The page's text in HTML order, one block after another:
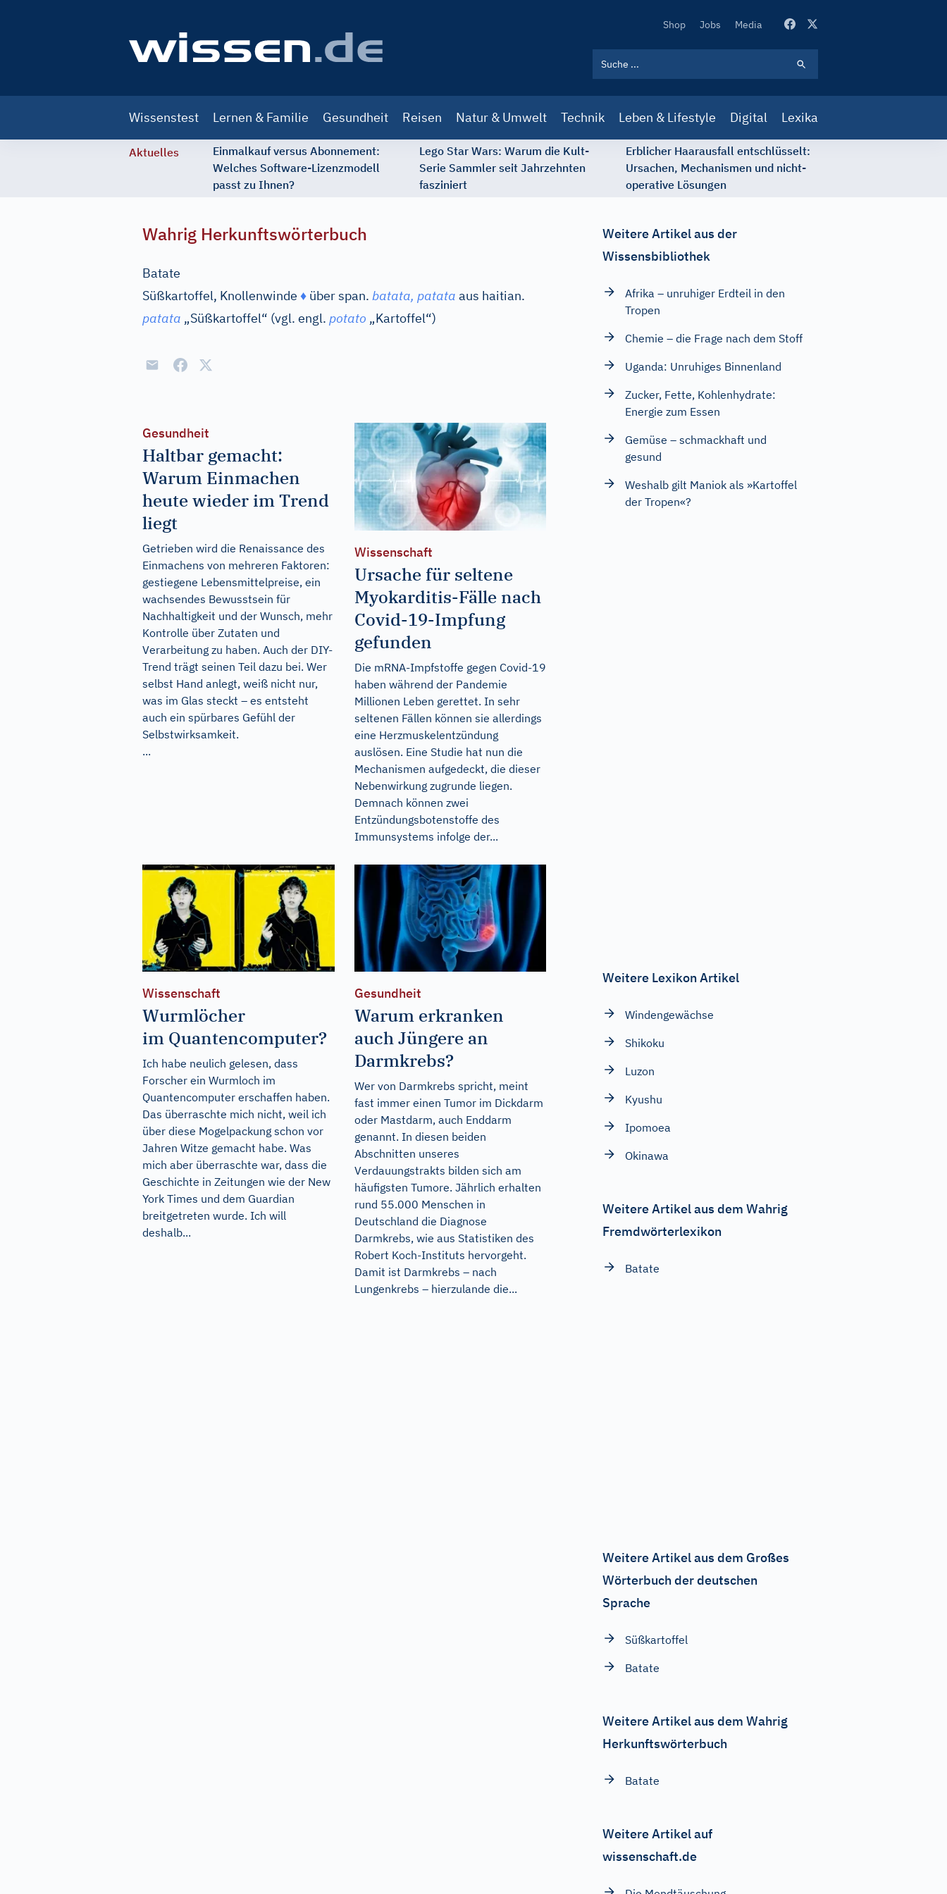
Secondary
Shop Jobs Media
navigation
Wissenstest Lernen & Familie Gesundheit Reisen Natur & Umwelt Technik Leben & Lifestyle Digital Lexika
Aktuelles
Einmalkauf versus Abonnement:
Welches Software-Lizenzmodell
passt zu Ihnen?
Lego Star Wars: Warum die Kult-
Serie Sammler seit Jahrzehnten
fasziniert
Erblicher Haarausfall entschlüsselt:
Ursachen, Mechanismen und nicht-
operative Lösungen
Wahrig Herkunftswörterbuch
Batate
Süßkartoffel, Knollenwinde ♦ überspan. batata, patata aus haitian.
patata „Süßkartoffel“ (vgl. engl. potato „Kartoffel“)
Gesundheit
Haltbar gemacht:
Warum Einmachen
heute wieder im Trend
liegt
Getrieben wird die Renaissance des
Einmachens von mehreren Faktoren:
gestiegene Lebensmittelpreise, ein
wachsendes Bewusstsein für
Nachhaltigkeit und der Wunsch, mehr
Kontrolle über Zutaten und
Verarbeitung zu haben. Auch der DIY-
Trend trägt seinen Teil dazu bei. Wer
selbst Hand anlegt, weiß nicht nur,
was im Glas steckt – es entsteht
auch ein spürbares Gefühl der
Selbstwirksamkeit.
...
Wissenschaft
Ursache für seltene
Myokarditis-Fälle nach
Covid-19-Impfung
gefunden
Die mRNA-Impfstoffe gegen Covid-19
haben während der Pandemie
Millionen Leben gerettet. In sehr
seltenen Fällen können sie allerdings
eine Herzmuskelentzündung
auslösen. Eine Studie hat nun die
Mechanismen aufgedeckt, die dieser
Nebenwirkung zugrunde liegen.
Demnach können zwei
Entzündungsbotenstoffe des
Immunsystems infolge der...
Wissenschaft
Wurmlöcher
im Quantencomputer?
Ich habe neulich gelesen, dass
Forscher ein Wurmloch im
Quantencomputer erschaffen haben.
Das überraschte mich nicht, weil ich
über diese Mogelpackung schon vor
Jahren Witze gemacht habe. Was
mich aber überraschte war, dass die
Geschichte in Zeitungen wie der New
York Times und dem Guardian
breitgetreten wurde. Ich will
deshalb...
Gesundheit
Warum erkranken
auch Jüngere an
Darmkrebs?
Wer von Darmkrebs spricht, meint
fast immer einen Tumor im Dickdarm
oder Mastdarm, auch Enddarm
genannt. In diesen beiden
Abschnitten unseres
Verdauungstrakts bilden sich am
häufigsten Tumore. Jährlich erhalten
rund 55.000 Menschen in
Deutschland die Diagnose
Darmkrebs, wie aus Statistiken des
Robert Koch-Instituts hervorgeht.
Damit ist Darmkrebs – nach
Lungenkrebs – hierzulande die...
Weitere Artikel aus der
Wissensbibliothek
Afrika – unruhiger Erdteil in den
Tropen
Chemie – die Frage nach dem Stoff
Uganda: Unruhiges Binnenland
Zucker, Fette, Kohlenhydrate:
Energie zum Essen
Gemüse – schmackhaft und
gesund
Weshalb gilt Maniok als »Kartoffel
der Tropen«?
Weitere Lexikon Artikel
Windengewächse
Shikoku
Luzon
Kyushu
Ipomoea
Okinawa
Weitere Artikel aus dem Wahrig
Fremdwörterlexikon
Batate
Weitere Artikel aus dem Großes
Wörterbuch der deutschen
Sprache
Süßkartoffel
Batate
Weitere Artikel aus dem Wahrig
Herkunftswörterbuch
Batate
Weitere Artikel auf
wissenschaft.de